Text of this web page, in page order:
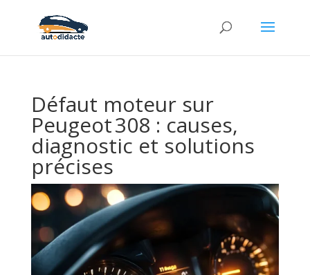
Défaut moteur sur
Peugeot 308 : causes,
diagnostic et solutions
précises